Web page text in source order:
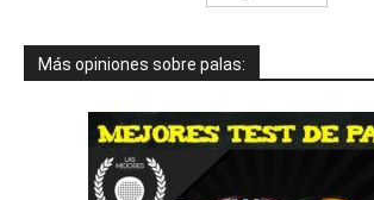
Más opiniones sobre palas: